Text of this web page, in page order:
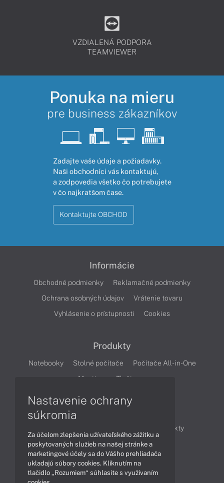
VZDIALENÁ PODPORA
TEAMVIEWER
Ponuka na mieru
pre business zákazníkov
Zadajte vaše údaje a požiadavky.
Naši obchodníci vás kontaktujú,
a zodpovedia všetko čo potrebujete
v čo najkratšom čase.
Kontaktujte OBCHOD
Informácie
Obchodné podmienky
Reklamačné podmienky
Ochrana osobných údajov
Vrátenie tovaru
Vyhlásenie o prístupnosti
Cookies
Produkty
Notebooky Stolné počítače
Počítače All-in-One
Monitory
Tlačiarne
Produkty
Technológie
Videá
Obsah
Nastavenie ochrany
súkromia
Za účelom zlepšenia užívateľského zážitku a
poskytovaných služieb na našej stránke a
marketingové účely sa do Vášho prehliadača
ukladajú súbory cookies. Kliknutím na
tlačidlo „Rozumiem“ súhlasíte s využívaním